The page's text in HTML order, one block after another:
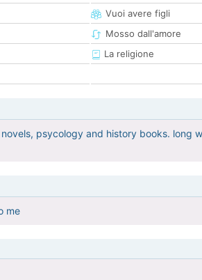
Vuoi avere figli
Mosso dall'amore
La religione
psycology and history books. long
me